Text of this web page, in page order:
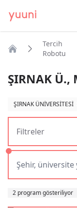
Tercih
Robotu
ŞIRNAK ÜNİVERSİTESİ
Filtreler
2 program gösteriliyor